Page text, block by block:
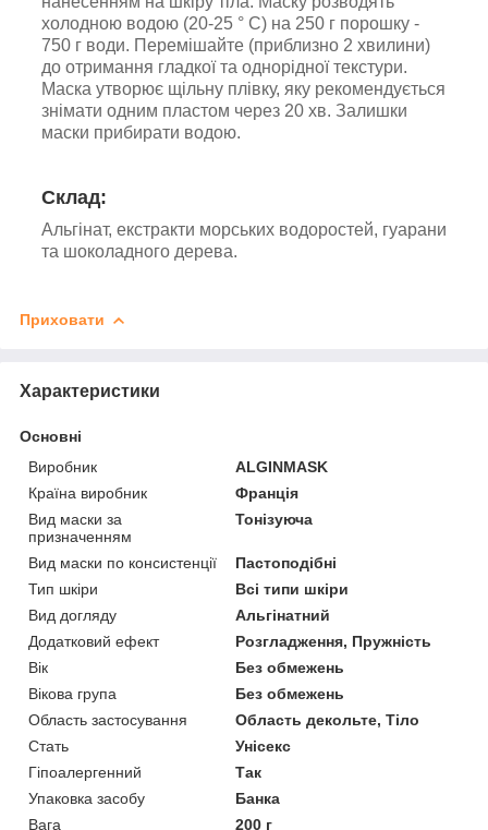
холодною водою (20-25 ° С) на 250 г порошку -
750 г води. Перемішайте (приблизно 2 хвилини)
до отримання гладкої та однорідної текстури.
Маска утворює щільну плівку, яку рекомендується
знімати одним пластом через 20 хв. Залишки
маски прибирати водою.
Склад:
Альгінат, екстракти морських водоростей, гуарани
та шоколадного дерева.
Приховати
Характеристики
Основні
Виробник
ALGINMASK
Країна виробник
Франція
Вид маски за
призначенням
Тонізуюча
Вид маски по консистенції
Пастоподібні
Тип шкіри
Всі типи шкіри
Вид догляду
Альгінатний
Додатковий ефект
Розгладження, Пружність
Вік
Без обмежень
Вікова група
Без обмежень
Область застосування
Область декольте, Тіло
Стать
Унісекс
Гіпоалергенний
Так
Упаковка засобу
Банка
Вага
200 г